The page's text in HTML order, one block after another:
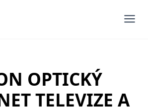
OPTICKÝ
TELEVIZE A